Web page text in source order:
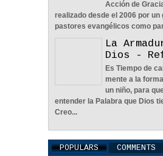
En Busca De La
Adecuada -
2022 0
Acción de
realizado desde el 2006 por un
pastores evangélicos como
La
Dios -
Es Tiempo de
mente a la
un niño, para
entender la Palabra que Dios
Creo...
POPULARS COMMENTS